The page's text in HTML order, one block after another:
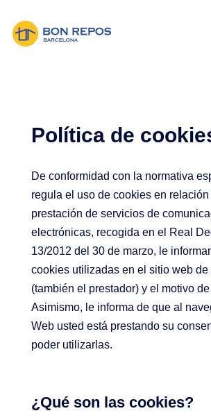
Política de
De conformidad con la normativa
regula el uso de cookies en relación
prestación de servicios de
electrónicas, recogida en el Real
13/2012 del 30 de marzo, le
cookies utilizadas en el sitio web
(también el prestador) y el motivo
Asimismo, le informa de que al
Web usted está prestando su
poder utilizarlas.
¿Qué son las cookies?